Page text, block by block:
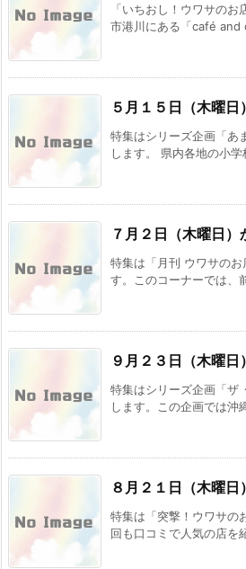
「いちおし！ウワサの
市港川にある「café and
５月１５日（木曜
特集はシリーズ企画「あ
します。 県内各地の小
７月２日（木曜日
特集は「月刊 ウワサの
す。このコーナーでは、
９月２３日（木曜
特集はシリーズ企画「ザ
します。この企画では沖
８月２１日（木曜
特集は「突撃！ウワサの
回も口コミで人気の店を